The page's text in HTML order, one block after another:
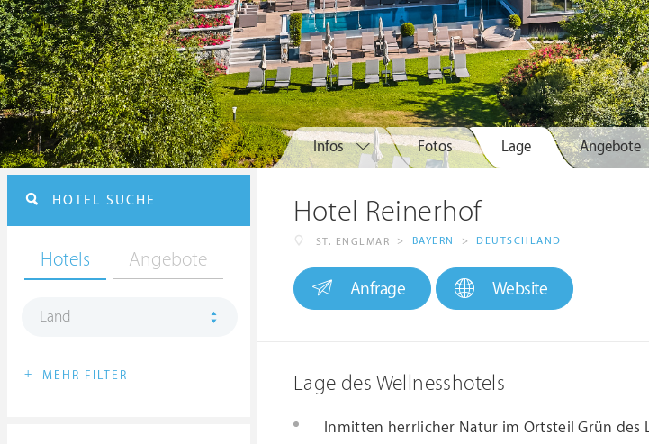
Infos Fotos Lage Angebote
Hotel Reinerhof
ST. ENGLMAR > BAYERN > DEUTSCHLAND
Anfrage Website
Lage des Wellnesshotels
Inmitten herrlicher Natur im Ortsteil Grün des
HOTEL SUCHE
Hotels Angebote
Land
+ MEHR FILTER